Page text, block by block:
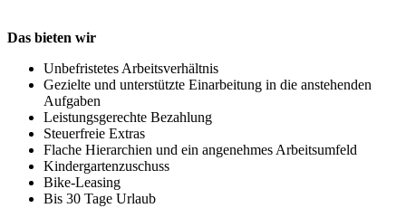
Das bieten wir
Unbefristetes Arbeitsverhältnis
Gezielte und unterstützte Einarbeitung in die anstehenden
Aufgaben
Leistungsgerechte Bezahlung
Steuerfreie Extras
Flache Hierarchien und ein angenehmes Arbeitsumfeld
Kindergartenzuschuss
Bike-Leasing
Bis 30 Tage Urlaub